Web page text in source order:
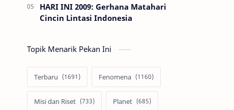
HARI INI 2009: Gerhana Matahari
Cincin Lintasi Indonesia
Topik Menarik Pekan Ini
Terbaru Fenomena
Misi dan Riset Planet